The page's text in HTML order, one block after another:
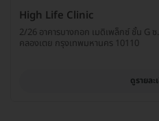
High Life Clinic
2/26 อาคารบางกอก เมดิเพล็กซ์ ชั้น G
คลองเตย กรุงเทพมหานคร 10110
ดูรายละ